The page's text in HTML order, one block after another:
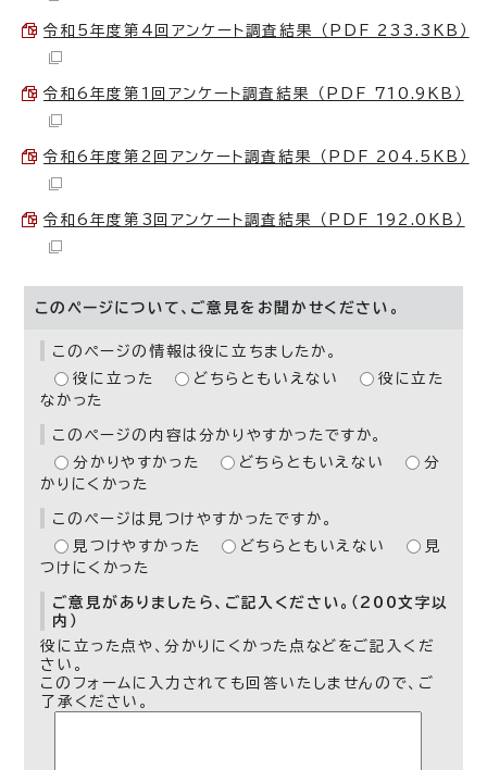
令和5年度第4回アンケート調査結果 （PDF 233.3KB）
令和6年度第1回アンケート調査結果 （PDF 710.9KB）
令和6年度第2回アンケート調査結果 （PDF 204.5KB）
令和6年度第3回アンケート調査結果 （PDF 192.0KB）
このページについて、ご意見をお聞かせください。
このページの情報は役に立ちましたか。
役に立った
どちらともいえない
役に立た
なかった
このページの内容は分かりやすかったですか。
分かりやすかった
どちらともいえない
分
かりにくかった
このページは見つけやすかったですか。
見つけやすかった
どちらともいえない
見
つけにくかった
ご意見がありましたら、ご記入ください。（200文字以
内）
役に立った点や、分かりにくかった点などをご記入くだ
さい。
このフォームに入力されても回答いたしませんので、ご
了承ください。